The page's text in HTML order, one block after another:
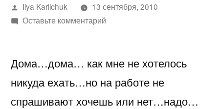
Написано
автором
Ilya Karlichuk
13 сентября, 2010
Оставьте комментарийк
МосквЭ..
GAM1500
Дома…дома… как мне не хотелось
никуда ехать…но на работе не
спрашивают хочешь или нет…надо…